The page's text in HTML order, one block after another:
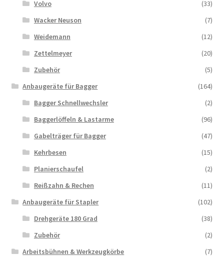
Volvo
(33)
Wacker Neuson
(7)
Weidemann
(12)
Zettelmeyer
(20)
Zubehör
(5)
Anbaugeräte für Bagger
(164)
Bagger Schnellwechsler
(2)
Baggerlöffeln & Lastarme
(96)
Gabelträger für Bagger
(47)
Kehrbesen
(15)
Planierschaufel
(2)
Reißzahn & Rechen
(11)
Anbaugeräte für Stapler
(102)
Drehgeräte 180 Grad
(38)
Zubehör
(2)
Arbeitsbühnen & Werkzeugkörbe
(7)